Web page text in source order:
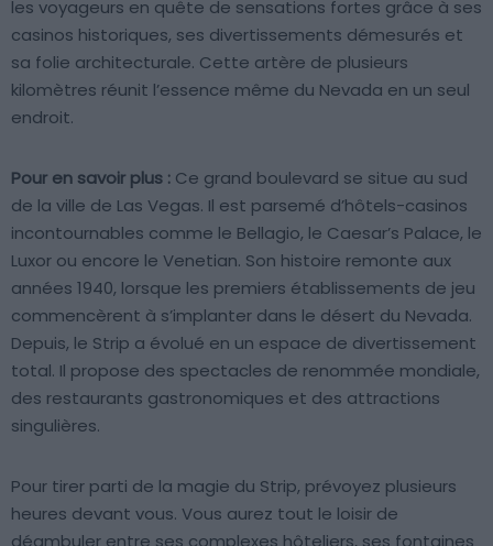
les voyageurs en quête de sensations fortes grâce à ses
casinos historiques, ses divertissements démesurés et
sa folie architecturale. Cette artère de plusieurs
kilomètres réunit l’essence même du Nevada en un seul
endroit.
Pour en savoir plus : Ce grand boulevard se situe au sud
de la ville de Las Vegas. Il est parsemé d’hôtels-casinos
incontournables comme le Bellagio, le Caesar’s Palace, le
Luxor ou encore le Venetian. Son histoire remonte aux
années 1940, lorsque les premiers établissements de jeu
commencèrent à s’implanter dans le désert du Nevada.
Depuis, le Strip a évolué en un espace de divertissement
total. Il propose des spectacles de renommée mondiale,
des restaurants gastronomiques et des attractions
singulières.
Pour tirer parti de la magie du Strip, prévoyez plusieurs
heures devant vous. Vous aurez tout le loisir de
déambuler entre ses complexes hôteliers, ses fontaines